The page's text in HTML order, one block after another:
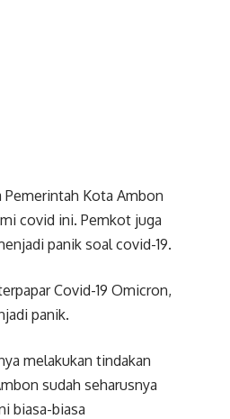
Kota Ambon
covid ini. Pemkot juga
panik soal covid-19.
Covid-19 Omicron,
panik.
melakukan tindakan
sudah seharusnya
biasa-biasa